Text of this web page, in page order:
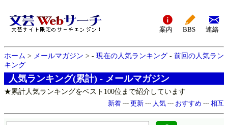
案内 BBS 連絡
ホーム > メールマガジン > - 現在の人気ランキング - 前回の人気ラン
キング
人気ランキング(累計) - メールマガジン
★累計人気ランキングをベスト100位まで紹介しています
新着 --- 更新 --- 人気 --- おすすめ --- 相互